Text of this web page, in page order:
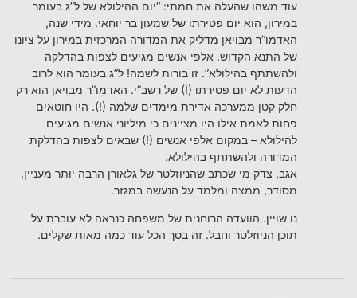
עוד משהו שהעלה את חמתי: “יום ההילולא של ל”ג בעומר
במירון, הוא יום פטירתו של שמעון בר יוחאי. מידי שנה,
האדמו”ר מבויאן מדליק את המדורה המרכזית במירון על ציונו
של התנא הקדוש. אלפי אנשים מגיעים לצפות בהדלקה
ולהשתתף בהילולא”. זו בורות לשמה! ל”ג בעומר הוא לרוב
הדעות לא יום פטירתו (!) של רשב”י. האדמו”ר מבויאן הוא רק
חלק קטן ממערכה אדירת מימדים שלמה (!). היו חוטאים
פחות לאמת אילו היו מציינים כי מיליוני אנשים מגיעים
להילולא – במקום אלפי אנשים (!) שבאים לצפות בהדלקת
המדורה ולהשתתף בהילולא.
אגב, צדק מי שכתב שהניוזלטר של גלאורן הרבה יותר מעניין,
מסודר, ממצה ומלמד על הנעשה במגזר.
נו שויין. הוועדה הרוחנית של משפחה כנראה לא עוברת על
תוכן הניוזלטר וחבל. זה בסך הכל עוד כמה מאות שקלים.